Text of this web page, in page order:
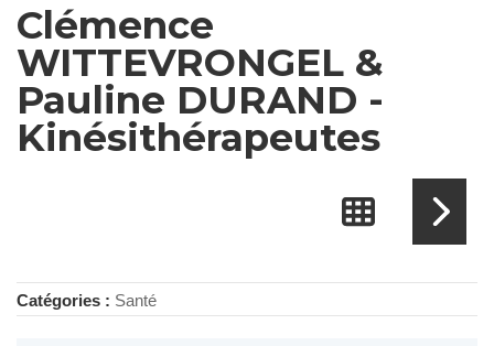
Clémence
WITTEVRONGEL &
Pauline DURAND -
Kinésithérapeutes
Catégories : Santé